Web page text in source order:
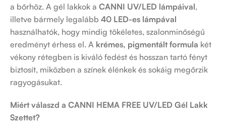
a bőrhöz. A gél lakkok a CANNI UV/LED lámpáival,
illetve bármely legalább 40 LED-es lámpával
használhatók, hogy mindig tökéletes, szalonminőségű
eredményt érhess el. A krémes, pigmentált formula két
vékony rétegben is kiváló fedést és hosszan tartó fényt
biztosít, miközben a színek élénkek és sokáig megőrzik
ragyogásukat.
Miért válaszd a CANNI HEMA FREE UV/LED Gél Lakk
Szettet?